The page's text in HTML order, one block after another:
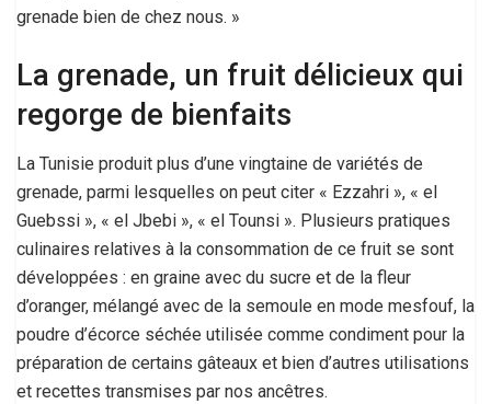
grenade bien de chez nous. »
La grenade, un fruit délicieux qui
regorge de bienfaits
La Tunisie produit plus d’une vingtaine de variétés de
grenade, parmi lesquelles on peut citer « Ezzahri », « el
Guebssi », « el Jbebi », « el Tounsi ». Plusieurs pratiques
culinaires relatives à la consommation de ce fruit se sont
développées : en graine avec du sucre et de la fleur
d’oranger, mélangé avec de la semoule en mode mesfouf, la
poudre d’écorce séchée utilisée comme condiment pour la
préparation de certains gâteaux et bien d’autres utilisations
et recettes transmises par nos ancêtres.